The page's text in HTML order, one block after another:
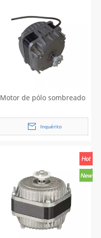
Motor de pólo sombreado
Inquérito